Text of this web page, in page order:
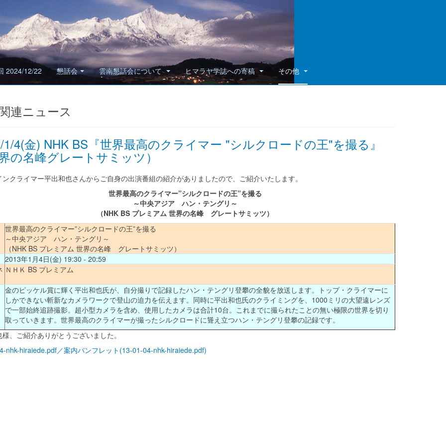
2024/12/22 懇話会 雲南懇話会について ヒマラヤ学誌への寄稿 その他
連ニュース
1/4(金) NHK BS『世界最高のクライマー "シルクロードの王"を撮る』
の名峰グレートサミッツ）
クライマー平出和也さんからご自身の出演番組の紹介がありましたので、ご紹介いたします。
世界最高のクライマー”シルクロードの王”を撮る
～中央アジア ハン・テングリ～
（NHK BS プレミアム 世界の名峰 グレートサミッツ）
世界最高のクライマー”シルクロードの王”を撮る
～中央アジア ハン・テングリ～
（NHK BS プレミアム 世界の名峰 グレートサミッツ）
2013年1月4日(金) 19:30 - 20:59
ＮＨＫ BS プレミアム
金のピッケル賞に輝く平出和也氏が、自分撮りで記録したハン・テングリ登攀の全貌を放送します。トップ・クライマーに
しかできない斬新なカメラワークで登山の迫力を伝えます。同時に平出和也氏のクライミングを、1000ミリの大望遠レンズ
で一部始終追跡撮影。超小型カメラを含め、使用したカメラは合計10台。これまでに撮られたことの無い極限の世界を切り
取っていきます。世界最高のクライマーが撮ったシルクロードに聳え立つハン・テングリ登攀の記録です。
、ご紹介ありがとうございました。
nhk-hiraiede.pdf／案内パンフレット(13-01-04-nhk-hiraiede.pdf)